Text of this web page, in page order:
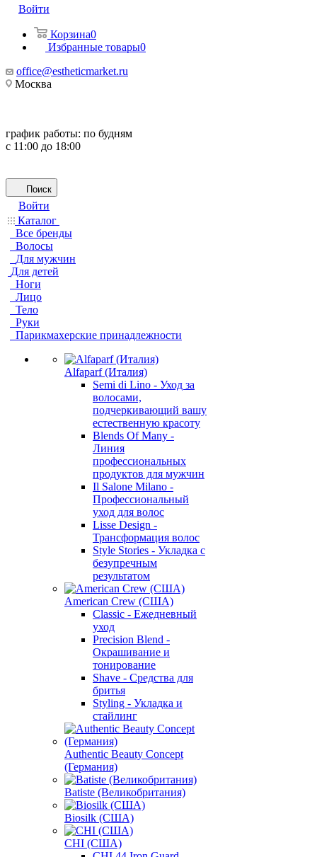
Войти
Корзина0
Избранные товары0
office@estheticmarket.ru
Москва
график работы: по будням
с 11:00 до 18:00
Поиск
Войти
Каталог
Все бренды
Волосы
Для мужчин
Для детей
Ноги
Лицо
Тело
Руки
Парикмахерские принадлежности
Alfaparf (Италия)
Semi di Lino - Уход за
волосами,
подчеркивающий вашу
естественную красоту
Blends Of Many -
Линия
профессиональных
продуктов для мужчин
Il Salone Milano -
Профессиональный
уход для волос
Lisse Design -
Трансформация волос
Style Stories - Укладка с
безупречным
результатом
American Crew (США)
Classic - Ежедневный
уход
Precision Blend -
Окрашивание и
тонирование
Shave - Средства для
бритья
Styling - Укладка и
стайлинг
Authentic Beauty Concept
(Германия)
Batiste (Великобритания)
Biosilk (США)
CHI (США)